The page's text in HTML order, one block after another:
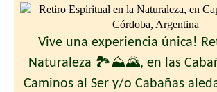
Vive una experiencia única!
Naturaleza 🏞️⛰🌄, en las
Caminos al Ser y/o Cabañas